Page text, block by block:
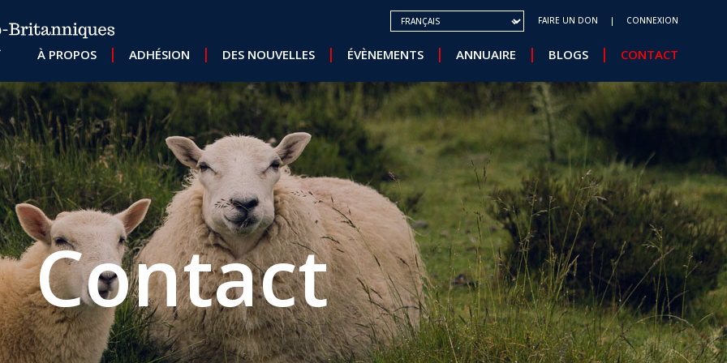
MAIN NAVIGATION
À PROPOS ADHÉSION DES NOUVELLES ÉVÈNEMENTS ANNUAIRE BLOGS CONTACT
SELECT YOUR LANGUAGE FAIRE UN DON CONNEXION
Contact